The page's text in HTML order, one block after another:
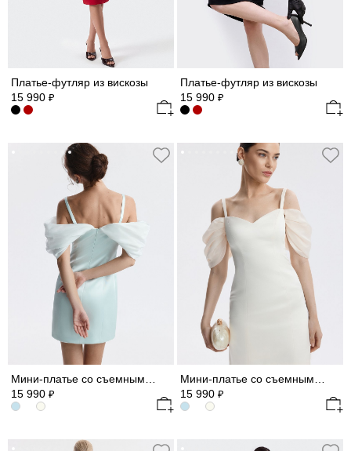
Платье-футляр из вискозы
15 990 ₽
Платье-футляр из вискозы
15 990 ₽
15 990 ₽
15 990 ₽